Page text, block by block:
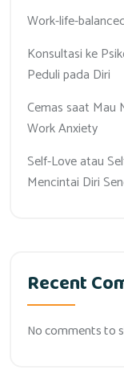
Work-life-
Konsultasi ke
Peduli pada Diri
Cemas saat Mau
Work Anxiety
Self-Love atau
Mencintai Diri
Recent
No comments to